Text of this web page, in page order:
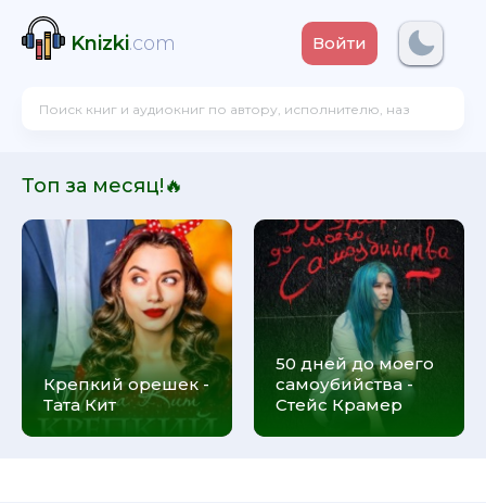
Knizki.com Войти
Топ за месяц!🔥
Крепкий орешек -
Тата Кит
50 дней до моего
самоубийства -
Стейс Крамер